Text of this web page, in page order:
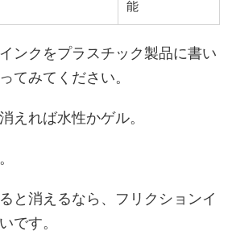
能
ンクをプラスチック製品に書い
てみてください。
えれば水性かゲル。
と消えるなら、フリクションイ
です。